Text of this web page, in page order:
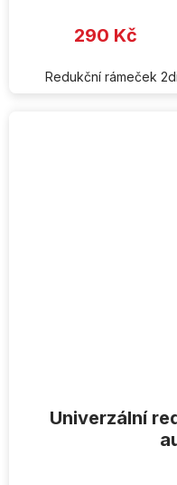
hvězdiček.
290 Kč
Redukční rámeček
Univerzální